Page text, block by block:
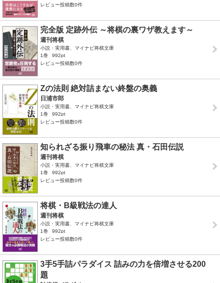
レビュー投稿数0件
完全版 定跡外伝 ～将棋の裏ワザ教えます～
週刊将棋
小説・実用書、マイナビ将棋文庫
1巻
992pt
レビュー投稿数0件
Zの法則 絶対詰まない終盤の奥義
日浦市郎
小説・実用書、マイナビ将棋文庫
1巻
992pt
レビュー投稿数0件
知られざる振り飛車の秘法 真・石田伝説
週刊将棋
小説・実用書、マイナビ将棋文庫
1巻
992pt
レビュー投稿数0件
将棋・B級戦法の達人
週刊将棋
小説・実用書、マイナビ将棋文庫
1巻
992pt
レビュー投稿数0件
3手5手詰パラダイス 詰みの力を倍増させる200
題